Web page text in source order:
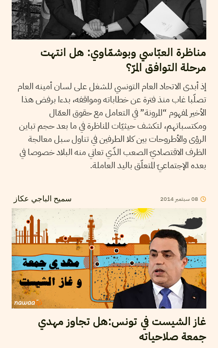
مناظرة العبّاسي وبوشمّاوي: هل انتهت
مرحلة التوافق المرّ؟
إذ أبدى الاتحاد العام التونسي للشغل على لسان أمينه العام
تصلّبا غاب منذ فترة عن خطاباته ومواقفه، بدءا برفض هذا
الأخير لمفهوم “المرونة” في التعامل مع حقوق العمّال
ومكتسباتهم، لتكشف حيثيّات المناظرة في ما بعد حجم تباين
الرؤى والأطروحات بين كلا الطرفين في تناول سبل معالجة
الظرف الاقتصاديّ الصعب الذّي تعاني منه البلاد خصوصا في
بعده الإجتماعيّ المتعلّق باليد العاملة.
سميح الباجي عكاز 08سبتمبر 2014
غاز الشيست في تونس:هل تجاوز مهدي
جمعة صلاحياته